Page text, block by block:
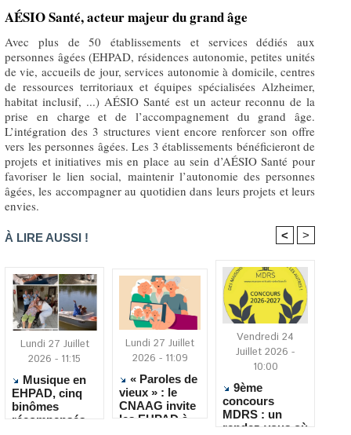
AÉSIO Santé, acteur majeur du grand âge
Avec plus de 50 établissements et services dédiés aux
personnes âgées (EHPAD, résidences autonomie, petites unités
de vie, accueils de jour, services autonomie à domicile, centres
de ressources territoriaux et équipes spécialisées Alzheimer,
habitat inclusif, ...) AÉSIO Santé est un acteur reconnu de la
prise en charge et de l’accompagnement du grand âge.
L’intégration des 3 structures vient encore renforcer son offre
vers les personnes âgées. Les 3 établissements bénéficieront de
projets et initiatives mis en place au sein d’AÉSIO Santé pour
favoriser le lien social, maintenir l’autonomie des personnes
âgées, les accompagner au quotidien dans leurs projets et leurs
envies.
À LIRE AUSSI ! < >
Lundi 27 Juillet
2026 - 11:15
Musique en
EHPAD, cinq
binômes
récompensés
Lundi 27 Juillet
2026 - 11:09
« Paroles de
vieux » : le
CNAAG invite
les EHPAD à
Vendredi 24
Juillet 2026 -
10:00
9ème
concours
MDRS : un
rendez-vous où